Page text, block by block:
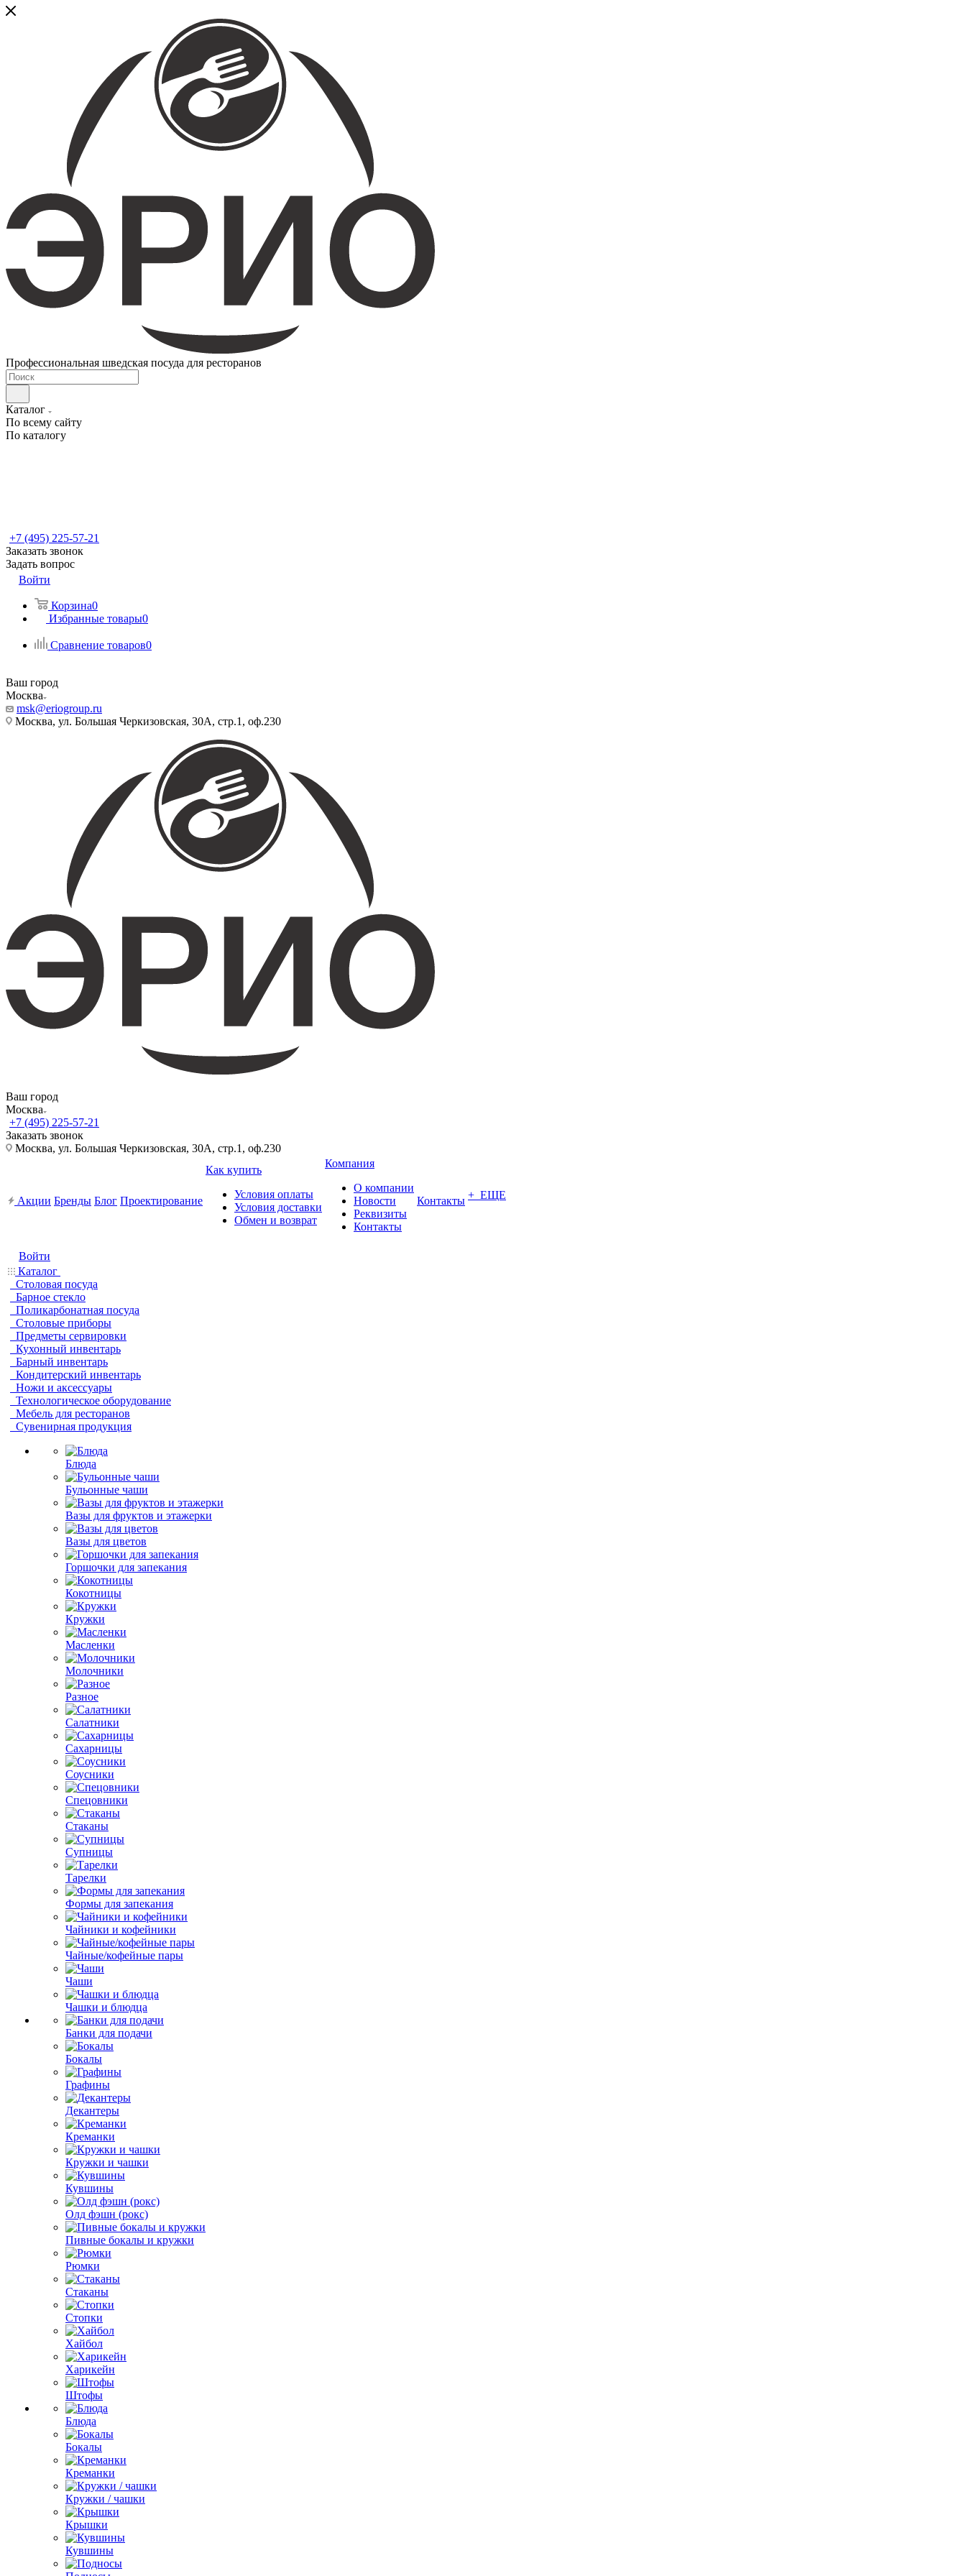
Профессиональная шведская посуда для ресторанов
Каталог
По всему сайту
По каталогу
+7 (495) 225-57-21
Заказать звонок
Задать вопрос
Войти
Корзина0
Избранные товары0
Сравнение товаров0
Ваш город
Москва
msk@eriogroup.ru
Москва, ул. Большая Черкизовская, 30А, стр.1, оф.230
Ваш город
Москва
+7 (495) 225-57-21
Заказать звонок
Москва, ул. Большая Черкизовская, 30А, стр.1, оф.230
Акции Бренды Блог Проектирование
Как купить
Условия оплаты
Условия доставки
Обмен и возврат
Компания
О компании
Новости
Реквизиты
Контакты
Контакты + ЕЩЕ
Войти
Каталог
Столовая посуда
Барное стекло
Поликарбонатная посуда
Столовые приборы
Предметы сервировки
Кухонный инвентарь
Барный инвентарь
Кондитерский инвентарь
Ножи и аксессуары
Технологическое оборудование
Мебель для ресторанов
Сувенирная продукция
Блюда
Бульонные чаши
Вазы для фруктов и этажерки
Вазы для цветов
Горшочки для запекания
Кокотницы
Кружки
Масленки
Молочники
Разное
Салатники
Сахарницы
Соусники
Спецовники
Стаканы
Супницы
Тарелки
Формы для запекания
Чайники и кофейники
Чайные/кофейные пары
Чаши
Чашки и блюдца
Банки для подачи
Бокалы
Графины
Декантеры
Креманки
Кружки и чашки
Кувшины
Олд фэшн (рокс)
Пивные бокалы и кружки
Рюмки
Стаканы
Стопки
Хайбол
Харикейн
Штофы
Блюда
Бокалы
Креманки
Кружки / чашки
Крышки
Кувшины